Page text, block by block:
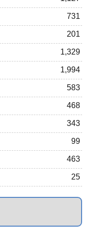
731
201
1,329
1,994
583
468
343
99
463
25